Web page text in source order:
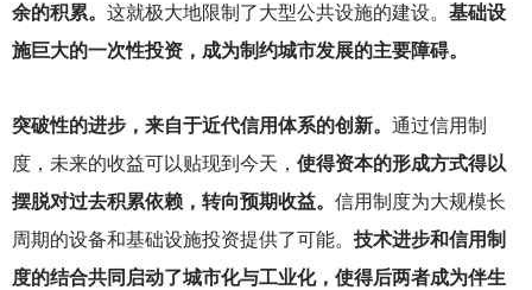
余的积累。 这就极大地限制了大型公共设施的建设。 基础设
施巨大的一次性投资，成为制约城市发展的主要障碍。
突破性的进步，来自于近代信用体系的创新。 通过信用制
度，未来的收益可以贴现到今天， 使得资本的形成方式得以
摆脱对过去积累依赖，转向预期收益。 信用制度为大规模长
周期的设备和基础设施投资提供了可能。 技术进步和信用制
度的结合共同启动了城市化与工业化，使得后两者成为伴生